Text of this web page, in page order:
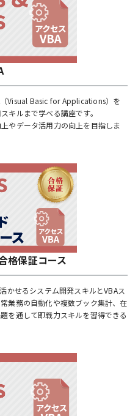
Visual Basic for Applications）を
キルまで学べる講座です。
やデータ活用力の向上を目指しま
格保証コース
かせるシステム開発スキルとVBAス
業務の自動化や複数ブック集計、在
を通して即戦力スキルを習得できる